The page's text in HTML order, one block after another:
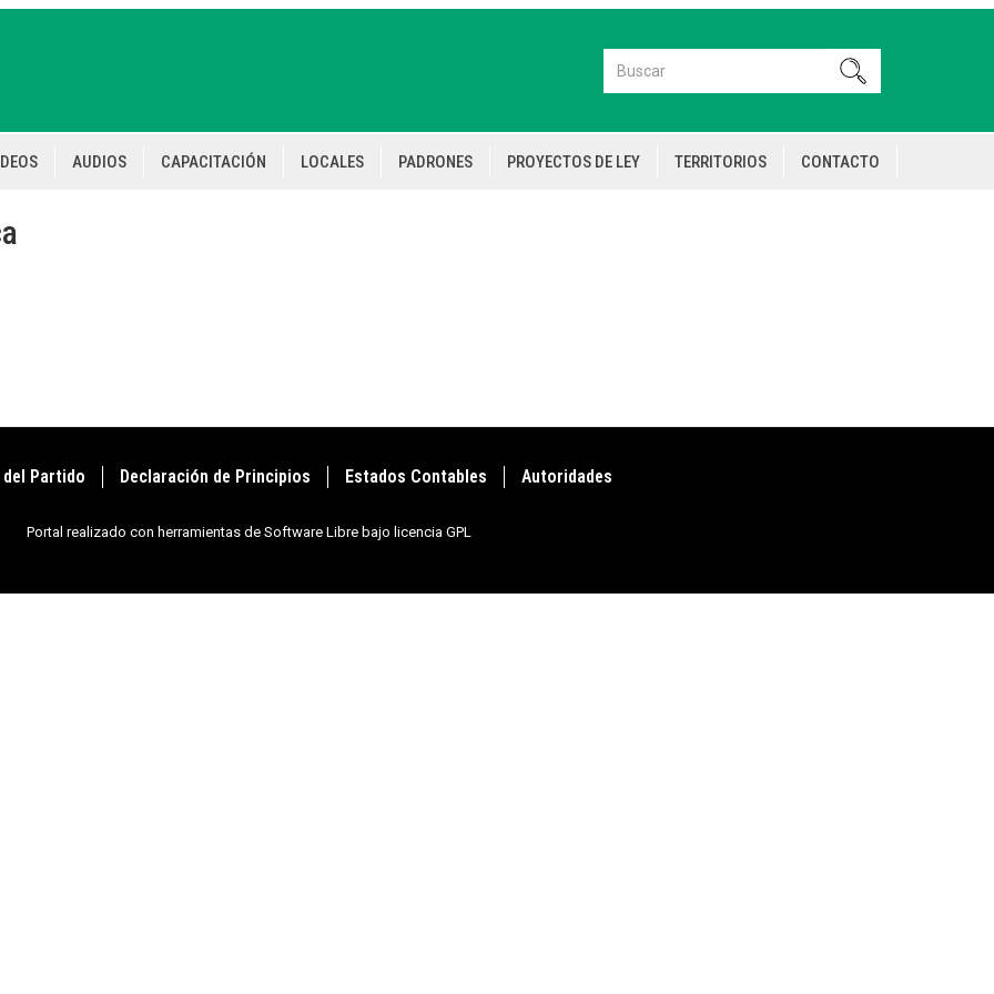
Buscar
AUDIOS CAPACITACIÓN LOCALES PADRONES PROYECTOS DE LEY TERRITORIOS CONTACTO
Partido Declaración de Principios Estados Contables Autoridades
Portal realizado con herramientas de Software Libre bajo licencia GPL